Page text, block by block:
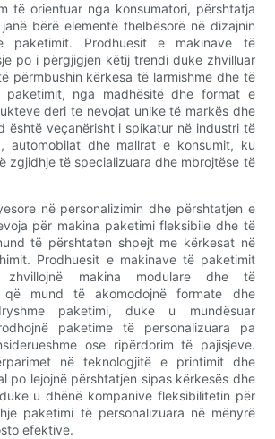
të orientuar nga konsumatori, përshtatja
bërë elementë thelbësorë në dizajnin
paketimit. Prodhuesit e makinave të
po i përgjigjen këtij trendi duke zhvilluar
përmbushin kërkesa të larmishme dhe të
paketimit, nga madhësitë dhe format e
deri te nevojat unike të markës dhe
është veçanërisht i spikatur në industri të
automobilat dhe mallrat e konsumit, ku
zgjidhje të specializuara dhe mbrojtëse të
në personalizimin dhe përshtatjen e
për makina paketimi fleksibile dhe të
të përshtaten shpejt me kërkesat në
Prodhuesit e makinave të paketimit
makina modulare dhe të
që mund të akomodojnë formate dhe
paketimi, duke u mundësuar
paketime të personalizuara pa
ose ripërdorim të pajisjeve.
në teknologjitë e printimit dhe
po lejojnë përshtatjen sipas kërkesës dhe
u dhënë kompanive fleksibilitetin për
paketimi të personalizuara në mënyrë
efektive.